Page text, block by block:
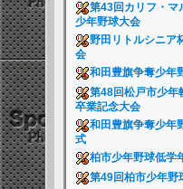
第43回カリフ・マ
少年野球大会
野田リトルシニア
会
和田豊旗争奪少年
第48回松戸市少年
卒業記念大会
和田豊旗争奪少年
式
柏市少年野球低学
第49回柏市少年野